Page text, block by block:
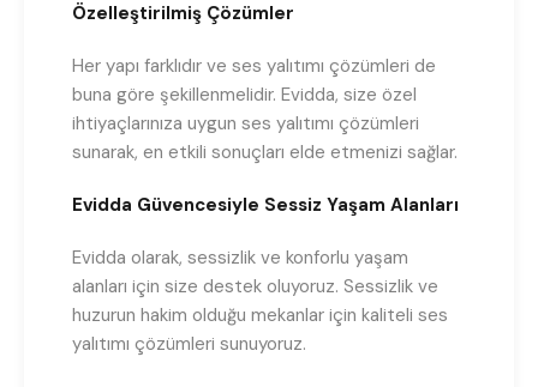
Özelleştirilmiş Çözümler
Her yapı farklıdır ve ses yalıtımı çözümleri de
buna göre şekillenmelidir. Evidda, size özel
ihtiyaçlarınıza uygun ses yalıtımı çözümleri
sunarak, en etkili sonuçları elde etmenizi sağlar.
Evidda Güvencesiyle Sessiz Yaşam Alanları
Evidda olarak, sessizlik ve konforlu yaşam
alanları için size destek oluyoruz. Sessizlik ve
huzurun hakim olduğu mekanlar için kaliteli ses
yalıtımı çözümleri sunuyoruz.